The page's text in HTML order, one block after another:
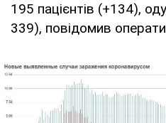
195 пацієнтів (+134),
339), повідомив